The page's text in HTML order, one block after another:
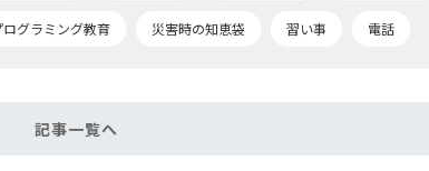
ログラミング教育 災害時の知恵袋 習い事 電話
記事一覧へ